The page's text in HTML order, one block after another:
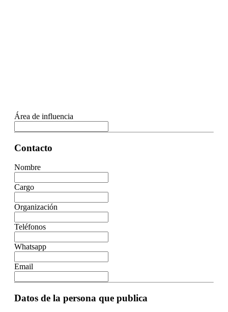
Área de influencia
Contacto
Nombre
Cargo
Organización
Teléfonos
Whatsapp
Email
Datos de la persona que publica